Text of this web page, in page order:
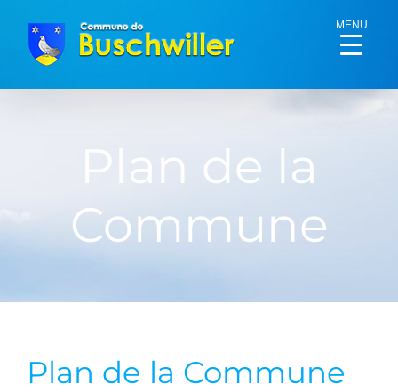
MENU
contenu
Plan de la
Commune
Plan de la Commune